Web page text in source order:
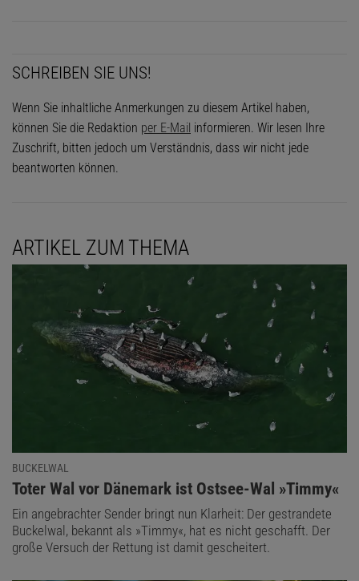
SCHREIBEN SIE UNS!
Wenn Sie inhaltliche Anmerkungen zu diesem Artikel haben,
können Sie die Redaktion per E-Mail informieren. Wir lesen Ihre
Zuschrift, bitten jedoch um Verständnis, dass wir nicht jede
beantworten können.
ARTIKEL ZUM THEMA
BUCKELWAL
:
Toter Wal vor Dänemark ist Ostsee-Wal »Timmy«
Ein angebrachter Sender bringt nun Klarheit: Der gestrandete
Buckelwal, bekannt als »Timmy«, hat es nicht geschafft. Der
große Versuch der Rettung ist damit gescheitert.